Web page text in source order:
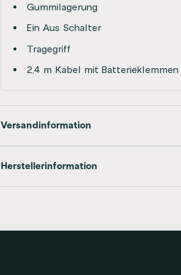
Gummilagerung
Ein Aus Schalter
Tragegriff
2,4 m Kabel mit Batterieklemmen
Versandinformation
Herstellerinformation